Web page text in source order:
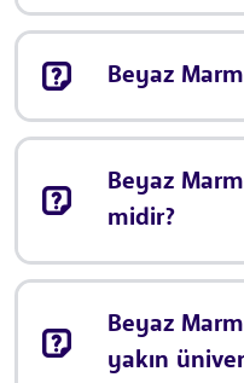
Beyaz
Beyaz
midir?
Beyaz
yakın